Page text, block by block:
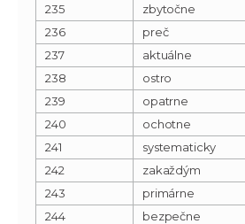
235
zbytočne
236
preč
237
aktuálne
238
ostro
239
opatrne
240
ochotne
241
systematicky
242
zakaždým
243
primárne
244
bezpečne